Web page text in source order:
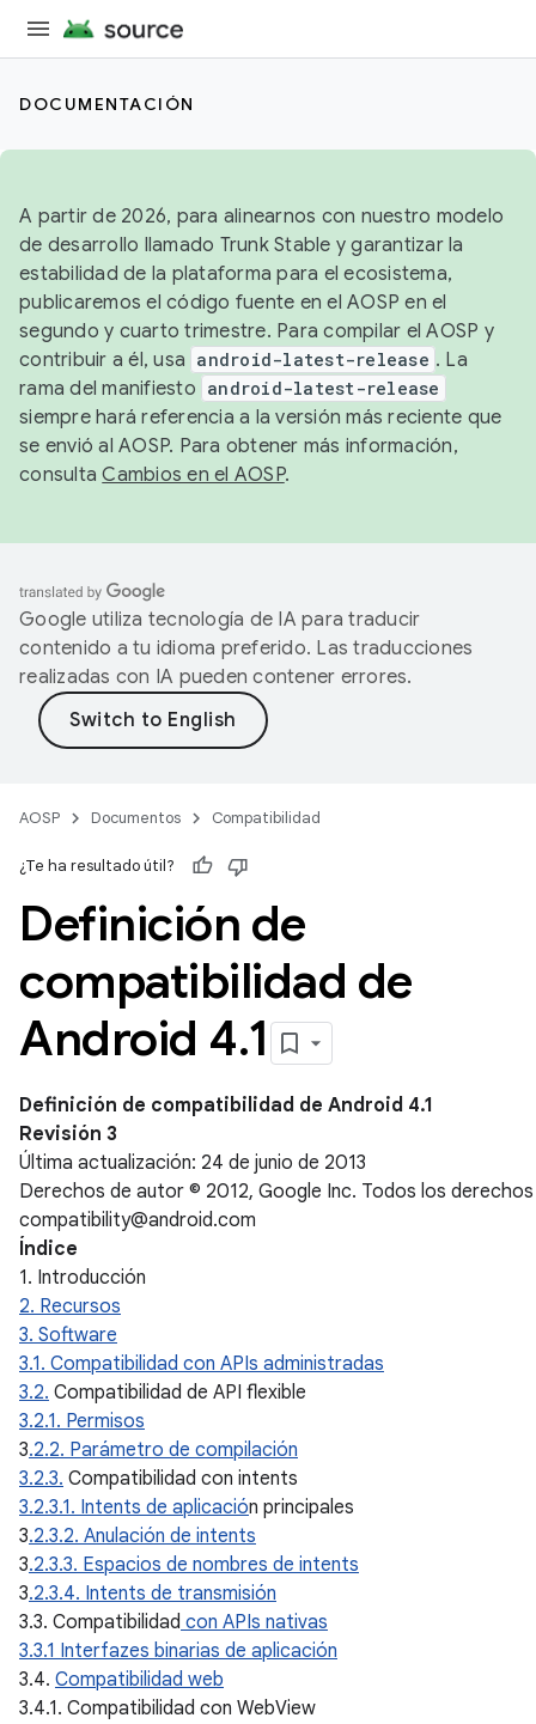
DOCUMENTACIÓN
A partir de 2026, para alinearnos con nuestro modelo
de desarrollo llamado Trunk Stable y garantizar la
estabilidad de la plataforma para el ecosistema,
publicaremos el código fuente en el AOSP en el
segundo y cuarto trimestre. Para compilar el AOSP y
contribuir a él, usa android-latest-release . La
rama del manifiesto android-latest-release
siempre hará referencia a la versión más reciente que
se envió al AOSP. Para obtener más información,
consultaCambios en el AOSP.
Google utiliza tecnología de IA para traducir
contenido a tu idioma preferido. Las traducciones
realizadas con IA pueden contener errores.
AOSP Documentos Compatibilidad
¿Te ha resultado útil?
Definición de
compatibilidad de
Android 4.1
Definición de compatibilidad de Android 4.1
Revisión 3
Última actualización: 24 de junio de 2013
Derechos de autor © 2012, Google Inc. Todos los
compatibility@android.com
Índice
1. Introducción
2. Recursos
3. Software
3.1. Compatibilidad con APIs administradas
3.2. Compatibilidad de API flexible
3.2.1. Permisos
3.2.2. Parámetro de compilación
3.2.3. Compatibilidad con intents
3.2.3.1. Intents de aplicación principales
3.2.3.2. Anulación de intents
3.2.3.3. Espacios de nombres de intents
3.2.3.4. Intents de transmisión
3.3. Compatibilidad con APIs nativas
3.3.1 Interfazes binarias de aplicación
3.4. Compatibilidad web
3.4.1. Compatibilidad con WebView